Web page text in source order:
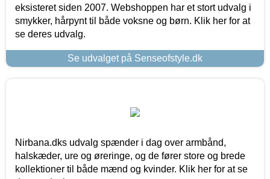
eksisteret siden 2007. Webshoppen har et stort udvalg i
smykker, hårpynt til både voksne og børn. Klik her for at
se deres udvalg.
Se udvalget på Senseofstyle.dk
Nirbana.dks udvalg spænder i dag over armbånd,
halskæder, ure og øreringe, og de fører store og brede
kollektioner til både mænd og kvinder. Klik her for at se